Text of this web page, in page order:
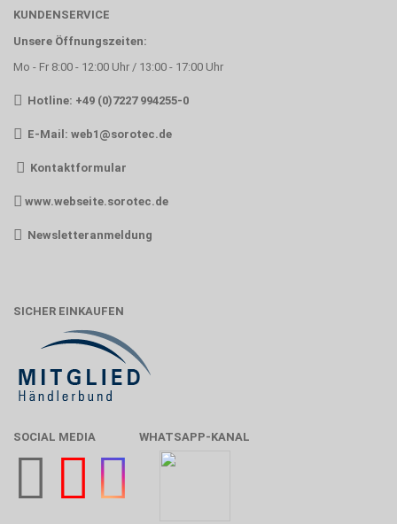
KUNDENSERVICE
Unsere Öffnungszeiten:
Mo - Fr 8:00 - 12:00 Uhr / 13:00 - 17:00 Uhr
Hotline: +49 (0)7227 994255-0
E-Mail: web1@sorotec.de
Kontaktformular
www.webseite.sorotec.de
Newsletteranmeldung
SICHER EINKAUFEN
SOCIAL MEDIA WHATSAPP-KANAL